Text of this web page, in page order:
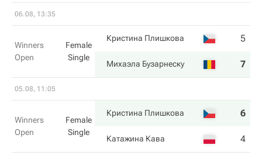
06.08, 13:35
Winners
Open
Female
Single
Кристина Плишкова 5
Михаэла Бузарнеску 7
05.08, 11:05
Winners
Open
Female
Single
Кристина Плишкова 6
Катажина Кава 4